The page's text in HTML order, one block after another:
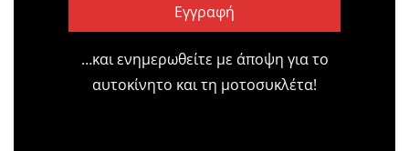
Εγγραφή
…και ενημερωθείτε με άποψη για το
αυτοκίνητο και τη μοτοσυκλέτα!